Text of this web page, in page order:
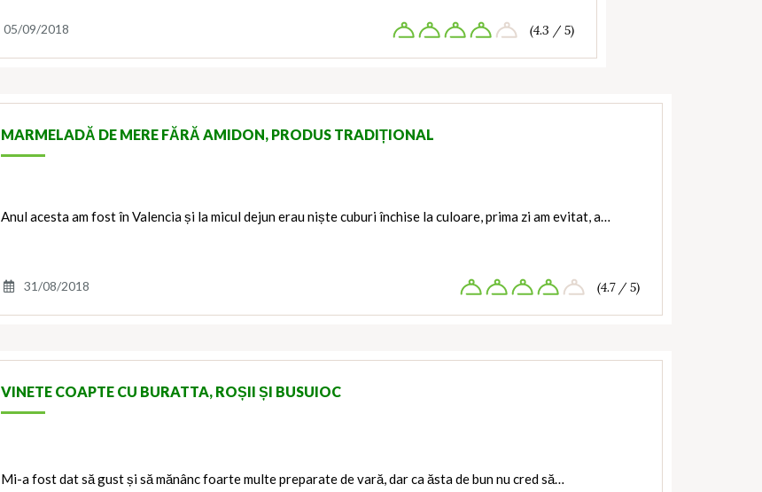
05/09/2018 (4.3 / 5)
MARMELADĂ DE MERE FĂRĂ AMIDON, PRODUS TRADIȚIONAL
Anul acesta am fost în Valencia și la micul dejun erau niște cuburi închise la culoare, prima zi am evitat, a…
31/08/2018 (4.7 / 5)
VINETE COAPTE CU BURATTA, ROȘII ȘI BUSUIOC
Mi-a fost dat să gust și să mănânc foarte multe preparate de vară, dar ca ăsta de bun nu cred să…